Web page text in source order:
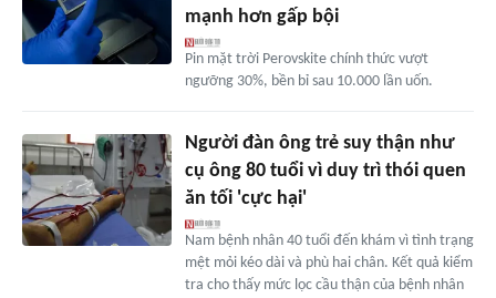
mạnh hơn gấp bội
Pin mặt trời Perovskite chính thức vượt
ngưỡng 30%, bền bỉ sau 10.000 lần uốn.
Người đàn ông trẻ suy thận như
cụ ông 80 tuổi vì duy trì thói quen
ăn tối 'cực hại'
Nam bệnh nhân 40 tuổi đến khám vì tình trạng
mệt mỏi kéo dài và phù hai chân. Kết quả kiểm
tra cho thấy mức lọc cầu thận của bệnh nhân